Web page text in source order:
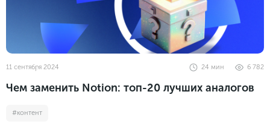
11 сентября 2024 6 782
24 мин
Чем заменить Notion: топ-20 лучших аналогов
#контент